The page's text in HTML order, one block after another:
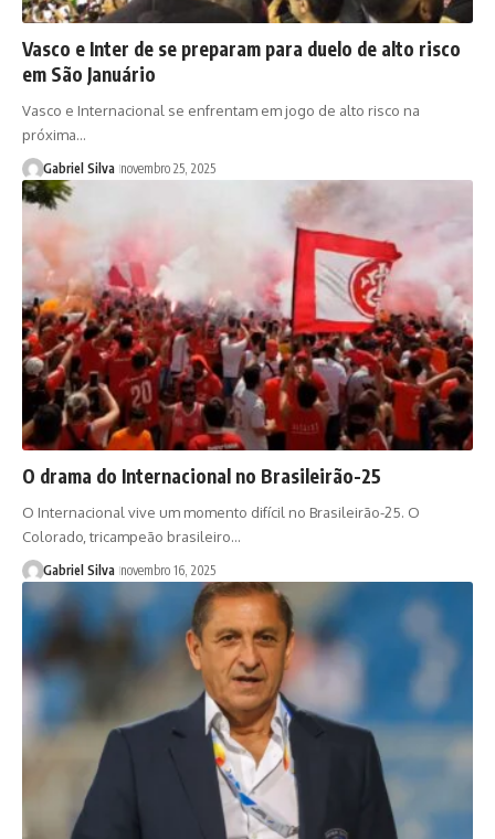
Vasco e Inter de se preparam para duelo de alto risco
em São Januário
Vasco e Internacional se enfrentam em jogo de alto risco na
próxima…
Gabriel Silva novembro 25, 2025
O drama do Internacional no Brasileirão-25
O Internacional vive um momento difícil no Brasileirão-25. O
Colorado, tricampeão brasileiro…
Gabriel Silva novembro 16, 2025